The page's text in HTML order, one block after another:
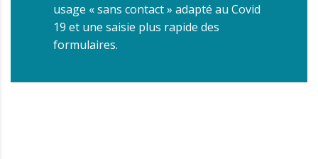
usage « sans contact » adapté au Covid
19 et une saisie plus rapide des
formulaires.